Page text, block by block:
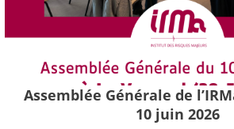
Assemblée Générale de
10 juin 2026